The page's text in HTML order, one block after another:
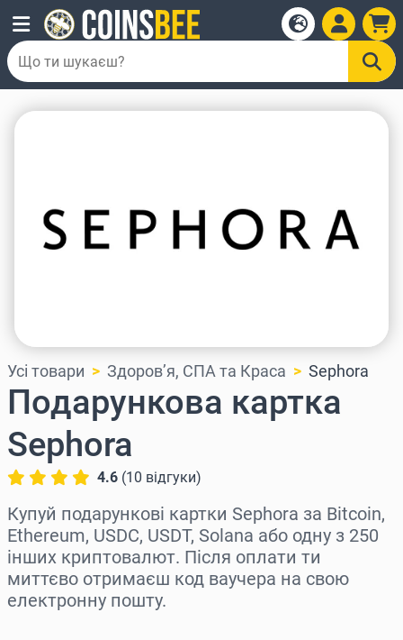
Усі товари Здоров’я, СПА та Краса Sephora
Подарункова картка
Sephora
4.6 (10 відгуки)
Купуй подарункові картки Sephora за Bitcoin,
Ethereum, USDC, USDT, Solana або одну з 250
інших криптовалют. Після оплати ти
миттєво отримаєш код ваучера на свою
електронну пошту.